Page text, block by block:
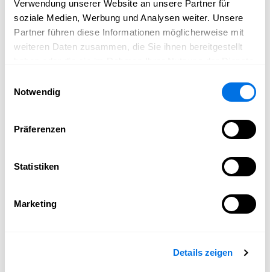
Verwendung unserer Website an unsere Partner für
soziale Medien, Werbung und Analysen weiter. Unsere
Partner führen diese Informationen möglicherweise mit
weiteren Daten zusammen, die Sie ihnen bereitgestellt
Notwendig
Präferenzen
Statistiken
Marketing
Details zeigen